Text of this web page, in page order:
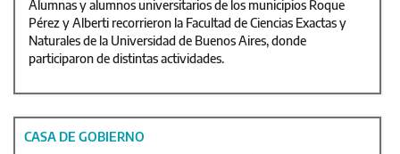
Alumnas y alumnos universitarios de los municipios Roque
Pérez y Alberti recorrieron la Facultad de Ciencias Exactas y
Naturales de la Universidad de Buenos Aires, donde
participaron de distintas actividades.
CASA DE GOBIERNO